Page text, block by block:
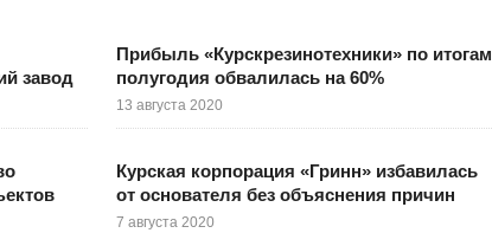
завод
Прибыль «Курскрезинотехники» по итогам
полугодия обвалилась на 60%
13 августа 2020
Курская корпорация «Гринн» избавилась
от основателя без объяснения причин
7 августа 2020